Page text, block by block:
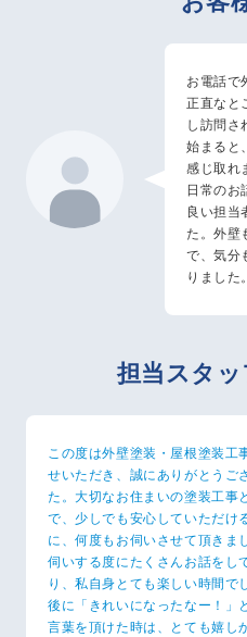
お電話で
正直なと
し訪問さ
始まると
感じ取れ
日常のお
良い担当
た。外壁
で、気分
りました。
担当スタ
この度は外壁塗装・屋根塗装工
せいただき、誠にありがとうご
た。大切なお住まいの塗装工事
で、少しでも安心していただけ
に、何度もお伺いさせて頂きま
伺いする度にたくさんお話をし
り、私自身とても楽しい時間で
後に「きれいになったなー！」
言葉を頂けた時は、とても嬉し